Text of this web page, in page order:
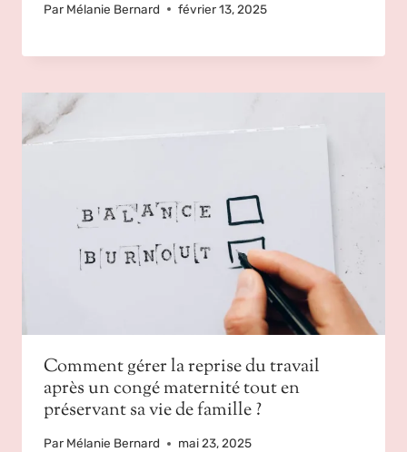
Par Mélanie Bernard février 13, 2025
Comment gérer la reprise du travail
après un congé maternité tout en
préservant sa vie de famille ?
Par Mélanie Bernard mai 23, 2025